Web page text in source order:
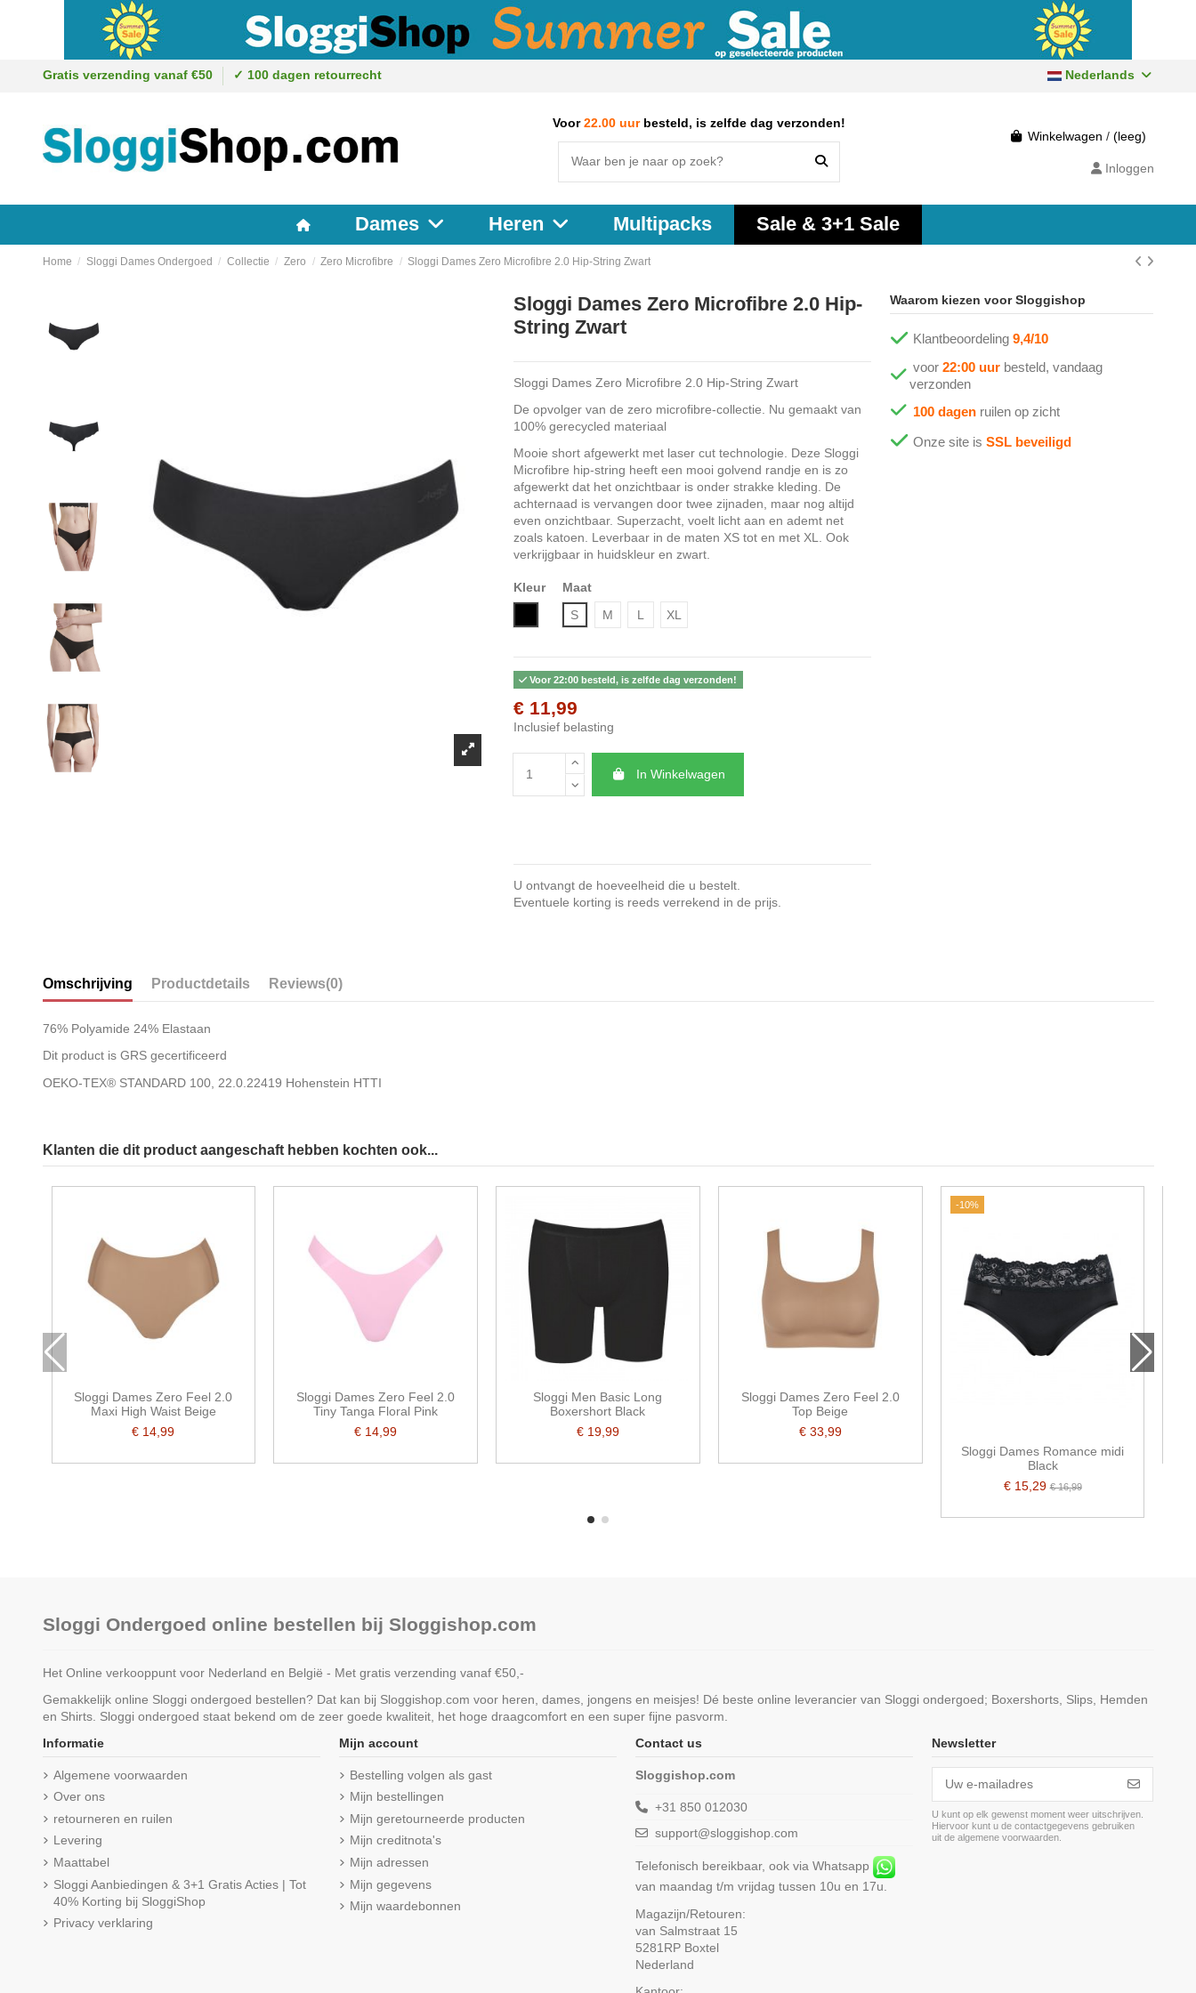
Gratis verzending vanaf €50 ✓ 100 dagen retourrecht Nederlands
Voor22.00 uur besteld, is zelfde dag verzonden!
Winkelwagen / (leeg)
Inloggen
Dames Heren Multipacks Sale & 3+1 Sale
Home Sloggi Dames Ondergoed Collectie Zero Zero Microfibre Sloggi Dames Zero Microfibre 2.0 Hip-String Zwart
Sloggi Dames Zero Microfibre 2.0 Hip-
String Zwart
Sloggi Dames Zero Microfibre 2.0 Hip-String Zwart
De opvolger van de zero microfibre-collectie. Nu gemaakt van
100% gerecycled materiaal
Mooie short afgewerkt met laser cut technologie. Deze Sloggi
Microfibre hip-string heeft een mooi golvend randje en is zo
afgewerkt dat het onzichtbaar is onder strakke kleding. De
achternaad is vervangen door twee zijnaden, maar nog altijd
even onzichtbaar. Superzacht, voelt licht aan en ademt net
zoals katoen. Leverbaar in de maten XS tot en met XL. Ook
verkrijgbaar in huidskleur en zwart.
Kleur
Maat
S
M L XL
Voor 22:00 besteld, is zelfde dag verzonden!
€ 11,99
Inclusief belasting
In Winkelwagen
U ontvangt de hoeveelheid die u bestelt.
Eventuele korting is reeds verrekend in de prijs.
Waarom kiezen voor Sloggishop
Klantbeoordeling 9,4/10
voor 22:00 uurbesteld, vandaag
verzonden
100 dagenruilen op zicht
Onze site is SSL beveiligd
Omschrijving Productdetails Reviews(0)
76% Polyamide 24% Elastaan
Dit product is GRS gecertificeerd
OEKO-TEX® STANDARD 100, 22.0.22419 Hohenstein HTTI
Klanten die dit product aangeschaft hebben kochten ook...
Sloggi Dames Zero Feel 2.0
Maxi High Waist Beige
€ 14,99
Sloggi Dames Zero Feel 2.0
Tiny Tanga Floral Pink
€ 14,99
Sloggi Men Basic Long
Boxershort Black
€ 19,99
Sloggi Dames Zero Feel 2.0
Top Beige
€ 33,99
-10%
Sloggi Dames Romance midi
Black
€ 15,29€ 16,99
Sloggi Ondergoed online bestellen bij Sloggishop.com
Het Online verkooppunt voor Nederland en België - Met gratis verzending vanaf €50,-
Gemakkelijk online Sloggi ondergoed bestellen? Dat kan bij Sloggishop.com voor heren, dames, jongens en meisjes! Dé beste online leverancier van Sloggi ondergoed; Boxershorts, Slips, Hemden
en Shirts. Sloggi ondergoed staat bekend om de zeer goede kwaliteit, het hoge draagcomfort en een super fijne pasvorm.
Informatie
Algemene voorwaarden
Over ons
retourneren en ruilen
Levering
Maattabel
Sloggi Aanbiedingen & 3+1 Gratis Acties | Tot
40% Korting bij SloggiShop
Privacy verklaring
Mijn account
Bestelling volgen als gast
Mijn bestellingen
Mijn geretourneerde producten
Mijn creditnota's
Mijn adressen
Mijn gegevens
Mijn waardebonnen
Contact us
Sloggishop.com
+31 850 012030
support@sloggishop.com
Telefonisch bereikbaar, ook via Whatsapp
van maandag t/m vrijdag tussen 10u en 17u.
Magazijn/Retouren:
van Salmstraat 15
5281RP Boxtel
Nederland
Newsletter
U kunt op elk gewenst moment weer uitschrijven.
Hiervoor kunt u de contactgegevens gebruiken
uit de algemene voorwaarden.